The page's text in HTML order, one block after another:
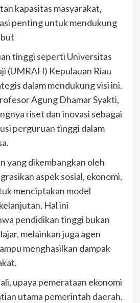
kapasitas masyarakat,
penting untuk mendukung
tinggi seperti Universitas
(UMRAH) Kepulauan Riau
dalam mendukung visi ini.
Agung Dhamar Syakti,
riset dan inovasi sebagai
perguruan tinggi dalam
yang dikembangkan oleh
aspek sosial, ekonomi,
menciptakan model
Hal ini
pendidikan tinggi bukan
melainkan juga agen
menghasilkan dampak
upaya pemerataan ekonomi
utama pemerintah daerah.